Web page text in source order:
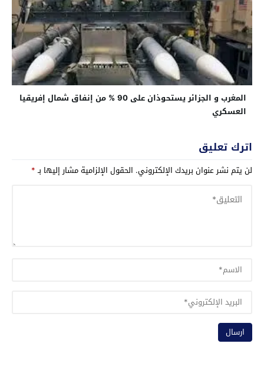
المغرب و الجزائر يستحوذان على 90 % من إنفاق شمال إفريقيا
العسكري
اترك تعليق
لن يتم نشر عنوان بريدك الإلكتروني. الحقول الإلزامية مشار إليها بـ*